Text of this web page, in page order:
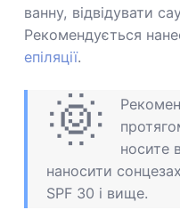
ванну, відвідувати
Рекомендується
епіляції.
🌞
носите
наносити
SPF 30 і вище.